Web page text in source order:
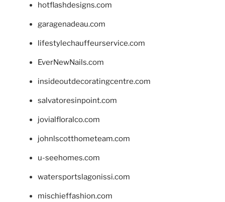
hotflashdesigns.com
garagenadeau.com
lifestylechauffeurservice.com
EverNewNails.com
insideoutdecoratingcentre.com
salvatoresinpoint.com
jovialfloralco.com
johnlscotthometeam.com
u-seehomes.com
watersportslagonissi.com
mischieffashion.com